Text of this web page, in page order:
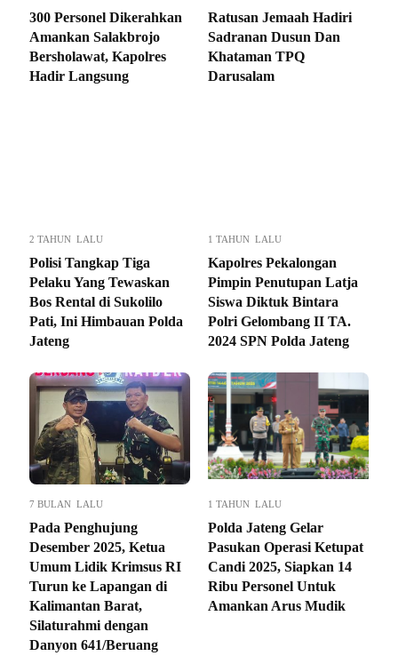
300 Personel Dikerahkan
Amankan Salakbrojo
Bersholawat, Kapolres
Hadir Langsung
Ratusan Jemaah Hadiri
Sadranan Dusun Dan
Khataman TPQ
Darusalam
2 TAHUN LALU
Polisi Tangkap Tiga
Pelaku Yang Tewaskan
Bos Rental di Sukolilo
Pati, Ini Himbauan Polda
Jateng
1 TAHUN LALU
Kapolres Pekalongan
Pimpin Penutupan Latja
Siswa Diktuk Bintara
Polri Gelombang II TA.
2024 SPN Polda Jateng
7 BULAN LALU
Pada Penghujung
Desember 2025, Ketua
Umum Lidik Krimsus RI
Turun ke Lapangan di
Kalimantan Barat,
Silaturahmi dengan
Danyon 641/Beruang
1 TAHUN LALU
Polda Jateng Gelar
Pasukan Operasi Ketupat
Candi 2025, Siapkan 14
Ribu Personel Untuk
Amankan Arus Mudik